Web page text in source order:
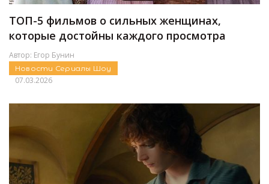
ТОП-5 фильмов о сильных женщинах,
которые достойны каждого просмотра
Автор: Егор Бунин
Новости Сериалы Шоу
07.03.2026